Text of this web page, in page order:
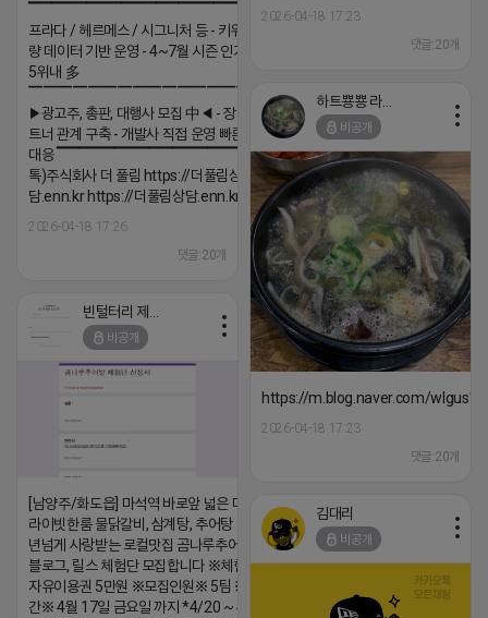
▔▔▔▔▔▔▔▔▔▔▔▔▔▔▔▔▔▔ ▶쿠팡◀
프라다 / 헤르메스 / 시그니처 등 - 키워드 검색
량 데이터 기반 운영 - 4~7월 시즌 인기 키워드
5위내 多
▔▔▔▔▔▔▔▔▔▔▔▔▔▔▔▔▔▔
▶광고주, 총판, 대행사 모집 中◀ - 장기 협업 파
트너 관계 구축 - 개발사 직접 운영 빠른 피드백
대응 ▔▔▔▔▔▔▔▔▔▔▔▔▔▔▔▔▔▔ (카
톡)주식회사 더 풀림 https://더풀림상
담.enn.kr https://더풀림상담.enn.kr
2026-04-18 17:26
댓글:20개
2026-04-18 17:23
댓글:20개
하트뿅뿅 라이언
비공개
https://m.blog.naver.com/
2026-04-18 17:23
댓글:20개
비공개
[남양주/화도읍] 마석역 바로앞 넓은 매장과, 프
라이빗한룸 물닭갈비, 삼계탕, 추어탕 맛집 10
년넘게 사랑받는 로컬맛집 곰나루추어탕에서
블로그, 릴스 체험단 모집합니다 ※체험메뉴※
자유이용권 5만원 ※모집인원※ 5팀 ※모집기
간※ 4월 17일 금요일 까지 *4/20 ~ 4/26 사
김대리
비공개